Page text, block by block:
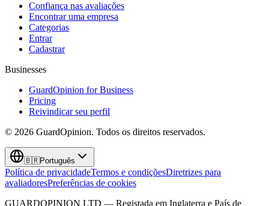
Confiança nas avaliações
Encontrar uma empresa
Categorias
Entrar
Cadastrar
Businesses
GuardOpinion for Business
Pricing
Reivindicar seu perfil
© 2026 GuardOpinion. Todos os direitos reservados.
🇧🇷Português
Política de privacidadeTermos e condiçõesDiretrizes para
avaliadoresPreferências de cookies
GUARDOPINION LTD — Registada em Inglaterra e País de